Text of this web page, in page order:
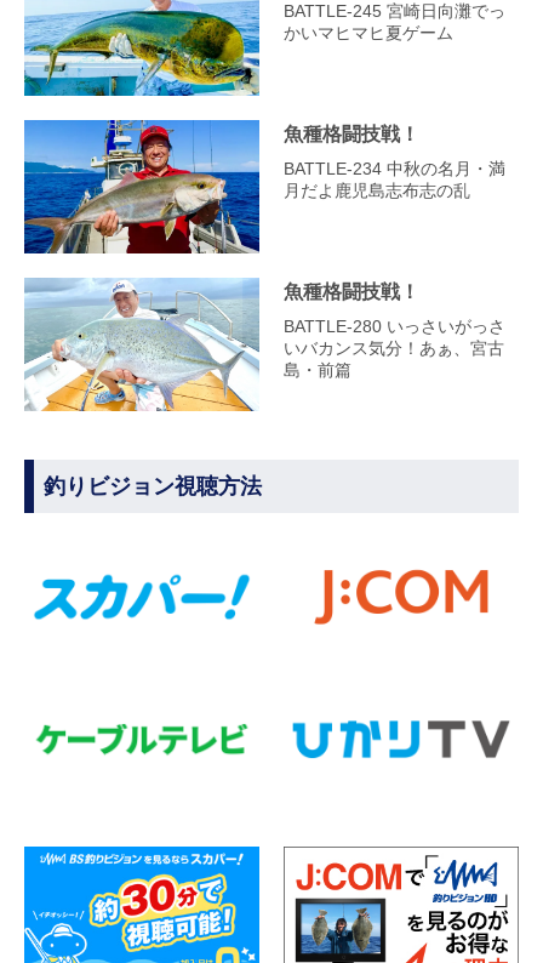
BATTLE-245 宮崎日向灘でっ
かいマヒマヒ夏ゲーム
魚種格闘技戦！
BATTLE-234 中秋の名月・満
月だよ鹿児島志布志の乱
魚種格闘技戦！
BATTLE-280 いっさいがっさ
いバカンス気分！あぁ、宮古
島・前篇
釣りビジョン視聴方法